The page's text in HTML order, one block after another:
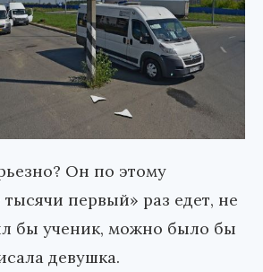
Он по этому
первый» раз едет, не
бы ученик, можно было бы
девушка.